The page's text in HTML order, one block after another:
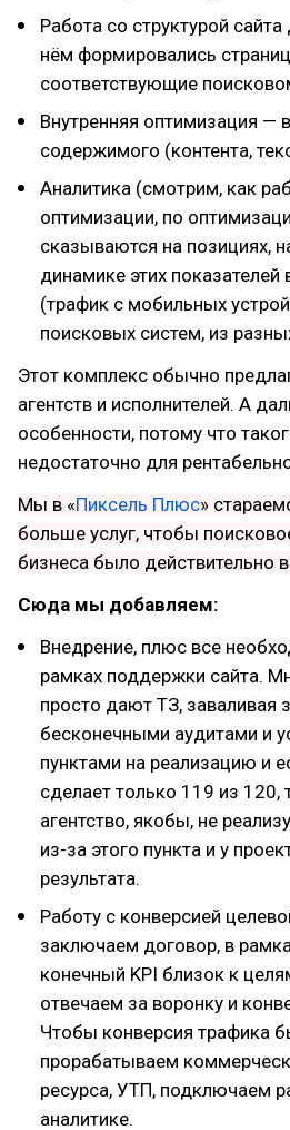
Работа со структурой
нём формировались
соответствующие
Внутренняя оптимизация —
содержимого (контента,
Аналитика (смотрим, как
оптимизации, по
сказываются на позициях,
динамике этих показателей
(трафик с мобильных
поисковых систем, из
Этот комплекс обычно
агентств и исполнителей. А
особенности, потому что
недостаточно для
Мы в «Пиксель Плюс»
больше услуг, чтобы
бизнеса было действительно
Сюда мы добавляем:
Внедрение, плюс все
рамках поддержки сайта.
просто дают ТЗ, заваливая
бесконечными аудитами и
пунктами на реализацию и
сделает только 119 из 120,
агентство, якобы, не
из-за этого пункта и у
результата.
Работу с конверсией
заключаем договор, в
конечный KPI близок к
отвечаем за воронку и
Чтобы конверсия трафика
прорабатываем
ресурса, УТП, подключаем
аналитике.